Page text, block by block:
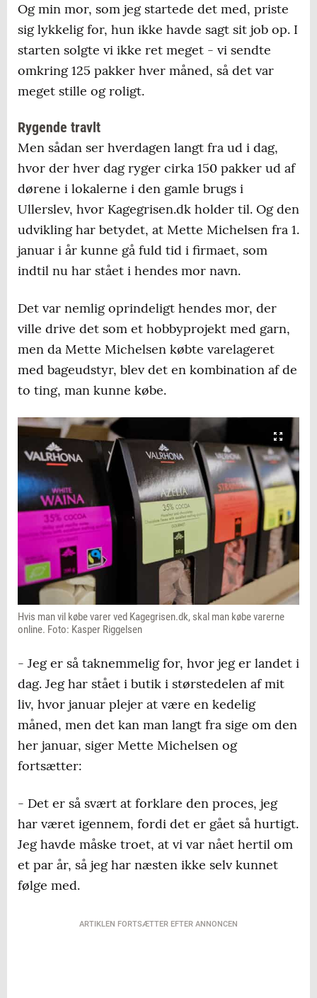
Og min mor, som jeg startede det med, priste
sig lykkelig for, hun ikke havde sagt sit job op. I
starten solgte vi ikke ret meget - vi sendte
omkring 125 pakker hver måned, så det var
meget stille og roligt.
Rygende travlt
Men sådan ser hverdagen langt fra ud i dag,
hvor der hver dag ryger cirka 150 pakker ud af
dørene i lokalerne i den gamle brugs i
Ullerslev, hvor Kagegrisen.dk holder til. Og den
udvikling har betydet, at Mette Michelsen fra 1.
januar i år kunne gå fuld tid i firmaet, som
indtil nu har stået i hendes mor navn.
Det var nemlig oprindeligt hendes mor, der
ville drive det som et hobbyprojekt med garn,
men da Mette Michelsen købte varelageret
med bageudstyr, blev det en kombination af de
to ting, man kunne købe.
Hvis man vil købe varer ved Kagegrisen.dk, skal man købe varerne
online. Foto: Kasper Riggelsen
- Jeg er så taknemmelig for, hvor jeg er landet i
dag. Jeg har stået i butik i størstedelen af mit
liv, hvor januar plejer at være en kedelig
måned, men det kan man langt fra sige om den
her januar, siger Mette Michelsen og
fortsætter:
- Det er så svært at forklare den proces, jeg
har været igennem, fordi det er gået så hurtigt.
Jeg havde måske troet, at vi var nået hertil om
et par år, så jeg har næsten ikke selv kunnet
følge med.
ARTIKLEN FORTSÆTTER EFTER ANNONCEN